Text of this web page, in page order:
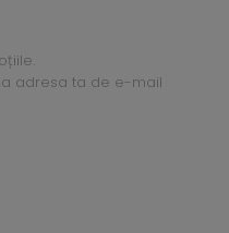
adresa ta de e-mail